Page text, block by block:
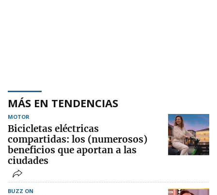
MÁS EN TENDENCIAS
MOTOR
Bicicletas eléctricas
compartidas: los (numerosos)
beneficios que aportan a las
ciudades
BUZZ ON